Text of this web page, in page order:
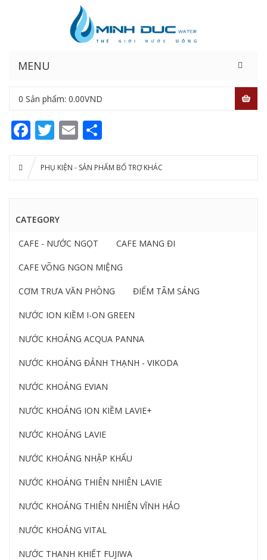
MENU
0 Sản phẩm: 0.00VND
Facebook
Twitter
Email
PHỤ KIỆN - SẢN PHẨM BỔ TRỢ KHÁC
CATEGORY
CAFE - NƯỚC NGỌT CAFE MANG ĐI
CAFE VÕNG NGON MIỆNG
CƠM TRƯA VĂN PHÒNG ĐIỂM TÂM SÁNG
NƯỚC ION KIỀM I-ON GREEN
NƯỚC KHOÁNG ACQUA PANNA
NƯỚC KHOÁNG ĐẢNH THẠNH - VIKODA
NƯỚC KHOÁNG EVIAN
NƯỚC KHOÁNG ION KIỀM LAVIE+
NƯỚC KHOÁNG LAVIE
NƯỚC KHOÁNG NHẬP KHẨU
NƯỚC KHOÁNG THIÊN NHIÊN LAVIE
NƯỚC KHOÁNG THIÊN NHIÊN VĨNH HẢO
NƯỚC KHOÁNG VITAL
NƯỚC THANH KHIẾT FUJIWA